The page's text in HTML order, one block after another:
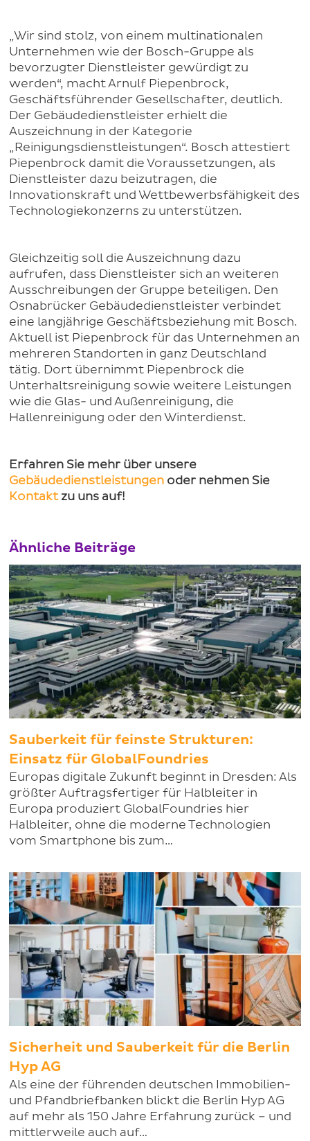
„Wir sind stolz, von einem multinationalen
Unternehmen wie der Bosch-Gruppe als
bevorzugter Dienstleister gewürdigt zu
werden“, macht Arnulf Piepenbrock,
Geschäftsführender Gesellschafter, deutlich.
Der Gebäudedienstleister erhielt die
Auszeichnung in der Kategorie
„Reinigungsdienstleistungen“. Bosch attestiert
Piepenbrock damit die Voraussetzungen, als
Dienstleister dazu beizutragen, die
Innovationskraft und Wettbewerbsfähigkeit des
Technologiekonzerns zu unterstützen.
Gleichzeitig soll die Auszeichnung dazu
aufrufen, dass Dienstleister sich an weiteren
Ausschreibungen der Gruppe beteiligen. Den
Osnabrücker Gebäudedienstleister verbindet
eine langjährige Geschäftsbeziehung mit Bosch.
Aktuell ist Piepenbrock für das Unternehmen an
mehreren Standorten in ganz Deutschland
tätig. Dort übernimmt Piepenbrock die
Unterhaltsreinigung sowie weitere Leistungen
wie die Glas- und Außenreinigung, die
Hallenreinigung oder den Winterdienst.
Erfahren Sie mehr über unsere
Gebäudedienstleistungen oder nehmen Sie
Kontaktzu uns auf!
Ähnliche Beiträge
Sauberkeit für feinste Strukturen:
Einsatz für GlobalFoundries
Europas digitale Zukunft beginnt in Dresden: Als
größter Auftragsfertiger für Halbleiter in
Europa produziert GlobalFoundries hier
Halbleiter, ohne die moderne Technologien
vom Smartphone bis zum…
Sicherheit und Sauberkeit für die Berlin
Hyp AG
Als eine der führenden deutschen Immobilien-
und Pfandbriefbanken blickt die Berlin Hyp AG
auf mehr als 150 Jahre Erfahrung zurück – und
mittlerweile auch auf…